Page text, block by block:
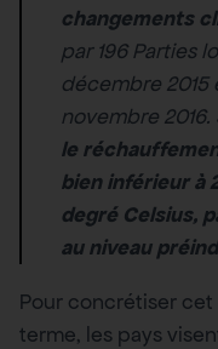
changements
par 196 Parties
décembre
novembre 2016.
le
bien inférieur à
degré Celsius,
au niveau
Pour concrétiser
terme, les pays